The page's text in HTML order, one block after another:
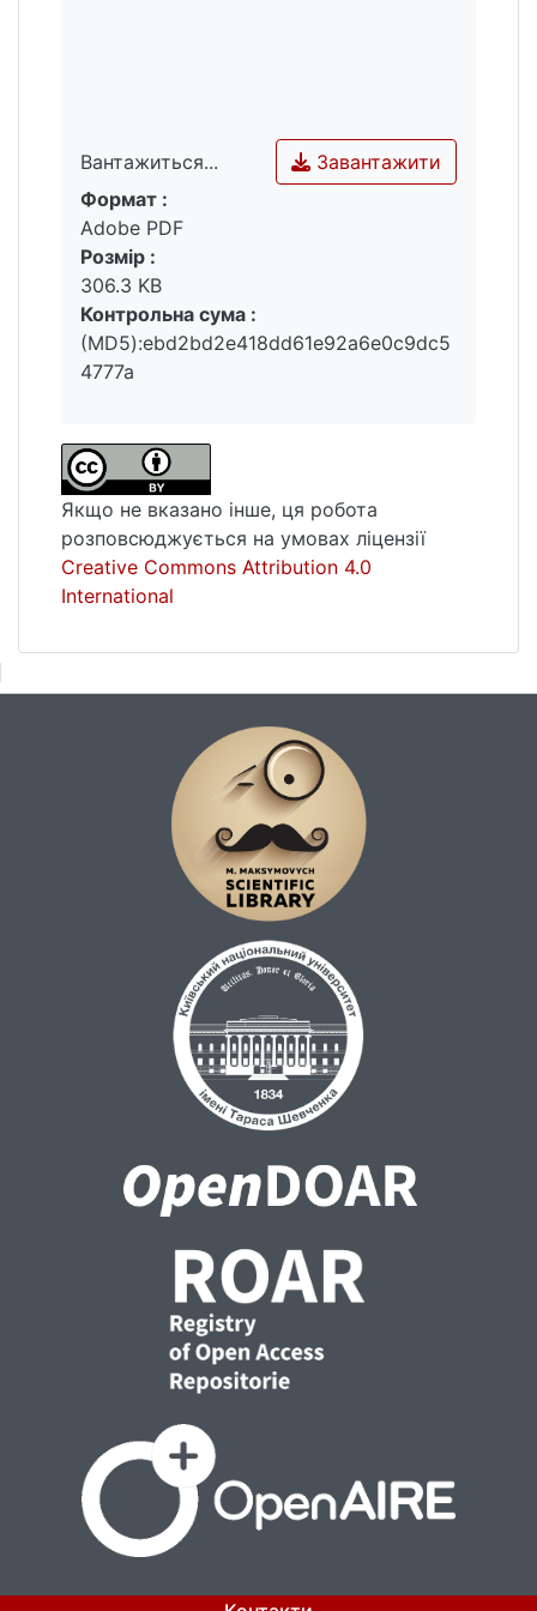
Вантажиться...
Вантажиться...
Завантажити
Формат :
Adobe PDF
Розмір :
306.3 KB
Контрольна сума :
(MD5):ebd2bd2e418dd61e92a6e0c9dc5
4777a
Якщо не вказано інше, ця робота
розповсюджується на умовах ліцензії
Creative Commons Attribution 4.0
International